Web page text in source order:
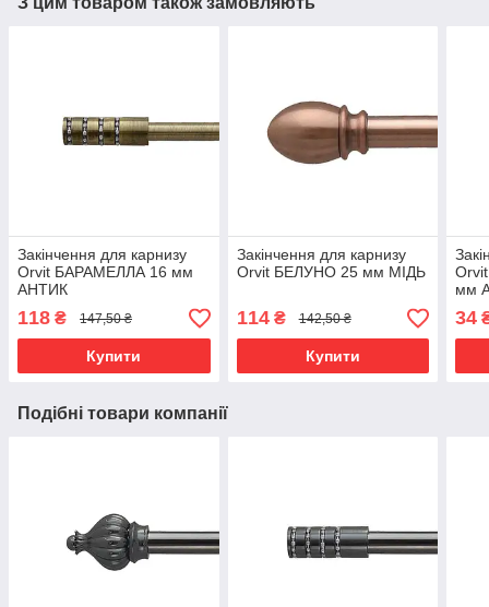
Закінчення для карнизу
Orvit БАРАМЕЛЛА 16 мм
АНТИК
118 ₴ 147,50 ₴
Купити
Закінчення для карнизу
Orvit БЕЛУНО 25 мм МІДЬ
114₴ 142,50 ₴
Купити
мм
34
Подібні товари компанії